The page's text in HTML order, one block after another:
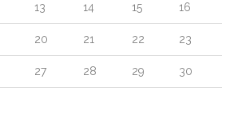
13 14 15 16
20 21 22 23
27 28 29 30